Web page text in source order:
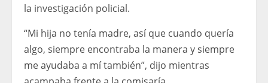
la investigación policial.
“Mi hija no tenía madre, así que cuando quería
algo, siempre encontraba la manera y siempre
me ayudaba a mí también”, dijo mientras